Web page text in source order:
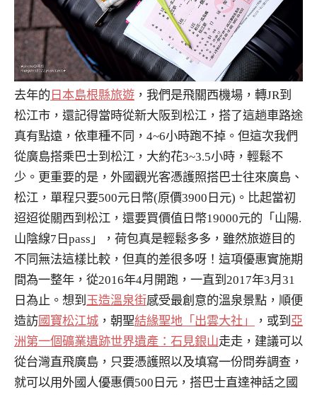
去年的 日本島根縣旅遊 ，我們是飛關西機場，轉JR到
松江市，還記得當時從新大阪到松江，搭了這趟車路途
真有點遠，依車種不同，4~6小時跑不掉。但這次我們
從廣島搭乘巴士到松江，大約花3~3.5小時，輕鬆不
少。更重要的是，外國觀光客憑護照搭巴士往來廣島、
松江，單程只要500元日幣(原價3900日元)。比起當初
迢迢從關西到松江，還要買價值日幣19000元的「山陽.
山陰線7日pass」，荷包真是輕鬆多多，雖然旅遊目的
不同無法這樣比較，但真的差很多呀！這項優惠實施期
間為一整年，從2016年4月開跑，一直到2017年3月31
日為止。想到 玉造溫泉街感受最創意的溫泉景點，順便
造訪國寶松江城 ，朝聖結緣聖地「出雲大社」 ，或到 亞
洲第一個礦業遺跡世界遺產：石見銀山走走，建議可以
從台灣直飛廣島，只要憑護照以及填寫一份問券調查，
就可以用外國人優惠價500日元，搭巴士直達神話之國